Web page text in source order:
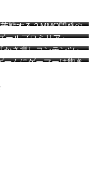
戦する？MMO開発の
ゲーム』になりすぎ
ールプロミリア』
かさ増しコンテンツ』
エンドフィールドの
ームにゲーマーは飽き